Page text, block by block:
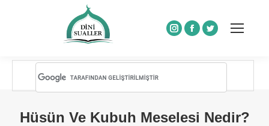
Instagram
Facebook
Twitter
Hüsün Ve Kubuh Meselesi Nedir?